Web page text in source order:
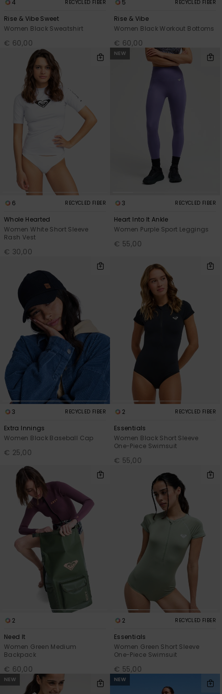
4 RECYCLED FIBER
Rise & Vibe Sweet
Women Black Sweatshirt
€ 60,00
5 RECYCLED FIBER
Rise & Vibe
Women Black Workout Bottoms
€ 60,00
6 RECYCLED FIBER
Whole Hearted
Women White Short Sleeve
Rash Vest
€ 30,00
NEW
3 RECYCLED FIBER
Heart Into It Ankle
Women Purple Sport Leggings
€ 55,00
3 RECYCLED FIBER
Extra Innings
Women Black Baseball Cap
€ 25,00
2 RECYCLED FIBER
Essentials
Women Black Short Sleeve
One-Piece Swimsuit
€ 55,00
2
Need It
Women Green Medium
Backpack
€ 60,00
2 RECYCLED FIBER
Essentials
Women Green Short Sleeve
One-Piece Swimsuit
€ 55,00
NEW NEW